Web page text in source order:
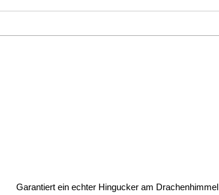
Garantiert ein echter Hingucker am Drachenhimmel